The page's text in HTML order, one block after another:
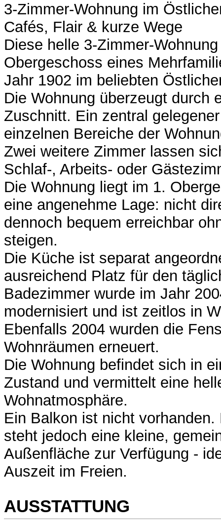
3-Zimmer-Wohnung im
Cafés, Flair & kurze Wege
Diese helle 3-Zimmer-
Obergeschoss eines
Jahr 1902 im beliebten
Die Wohnung überzeugt durch
Zuschnitt. Ein zentral
einzelnen Bereiche der
Zwei weitere Zimmer lassen
Schlaf-, Arbeits- oder
Die Wohnung liegt im 1.
eine angenehme Lage: nicht
dennoch bequem erreichbar
steigen.
Die Küche ist separat
ausreichend Platz für den
Badezimmer wurde im Jahr
modernisiert und ist zeitlos in
Ebenfalls 2004 wurden die
Wohnräumen erneuert.
Die Wohnung befindet sich in
Zustand und vermittelt eine
Wohnatmosphäre.
Ein Balkon ist nicht vorhanden.
steht jedoch eine kleine,
Außenfläche zur Verfügung -
Auszeit im Freien.
AUSSTATTUNG